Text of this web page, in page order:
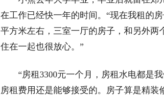
在工作已经快一年的时间。“现在我租的
平方米左右，三室一厅的房子，和另外两
住在一起也很放心。”
“房租3300元一个月，房租水电都是我
房租费用还是能够接受的。房子算是精